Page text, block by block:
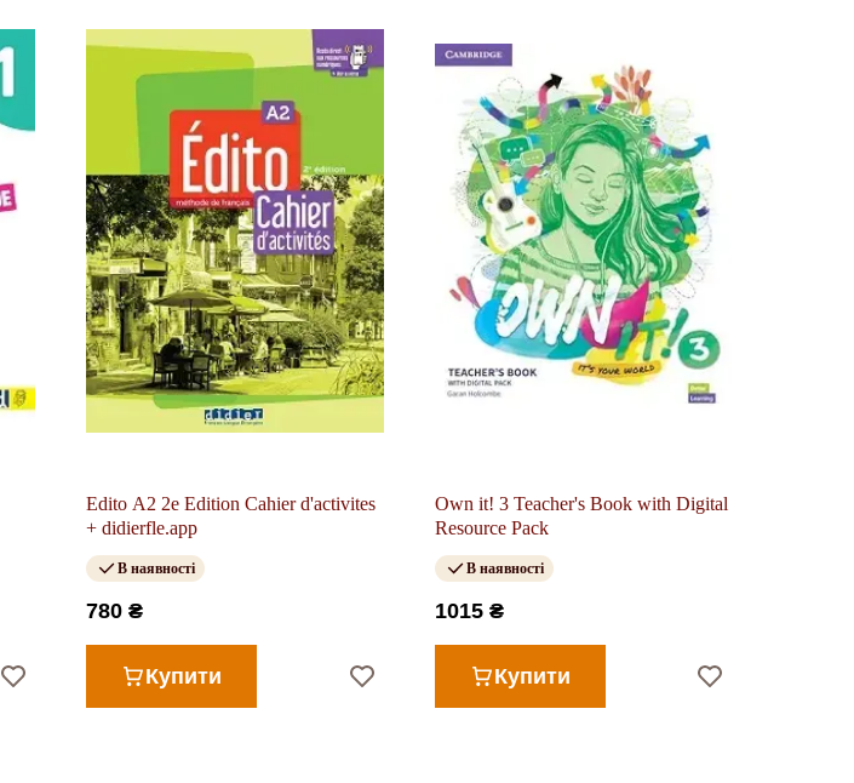
Edito A2 2e Edition Cahier d'activites
+ didierfle.app
В наявності
780 ₴
Купити
Own it! 3 Teacher's Book with Digital
Resource Pack
В наявності
1015 ₴
Купити